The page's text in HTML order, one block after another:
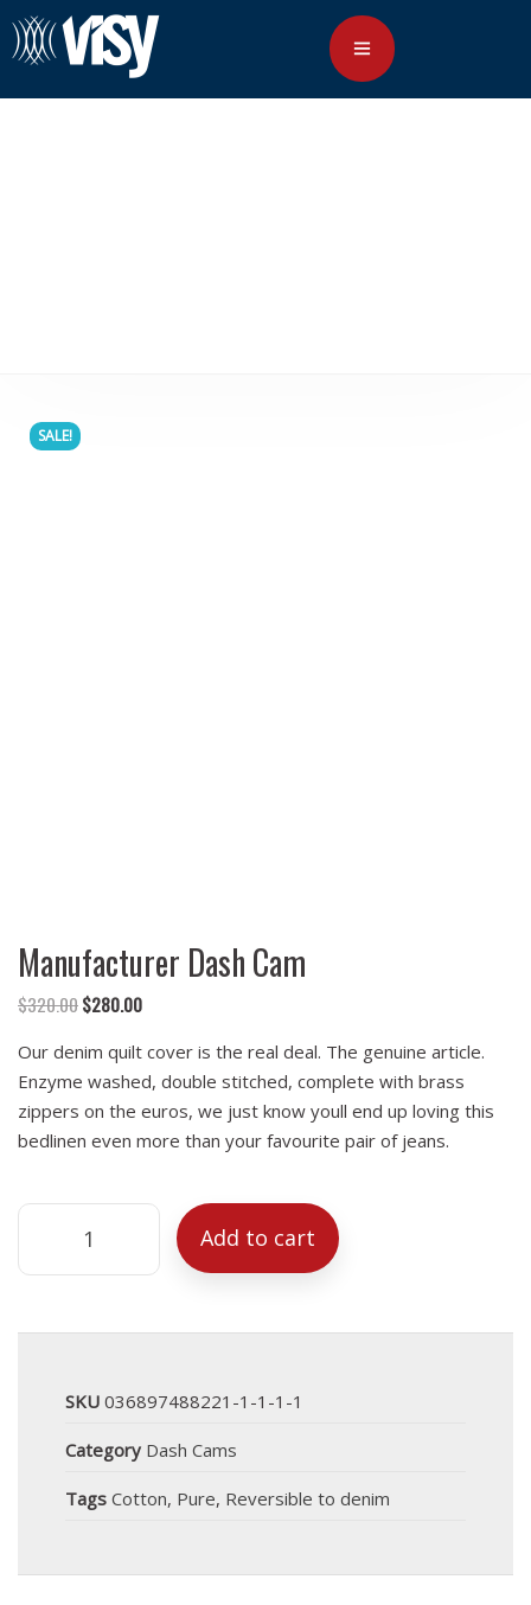
SALE!
Manufacturer Dash Cam
$320.00$280.00
Our denim quilt cover is the real deal. The genuine article.
Enzyme washed, double stitched, complete with brass
zippers on the euros, we just know youll end up loving this
bedlinen even more than your favourite pair of jeans.
Add to cart
SKU 036897488221-1-1-1-1
Category Dash Cams
Tags Cotton, Pure, Reversible to denim